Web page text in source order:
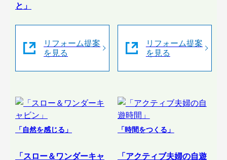
と」
リフォーム提案
を見る
リフォーム提案
を見る
「自然を感じる」
「スロー＆ワンダーキャ
「時間をつくる」
「アクティブ夫婦の自遊